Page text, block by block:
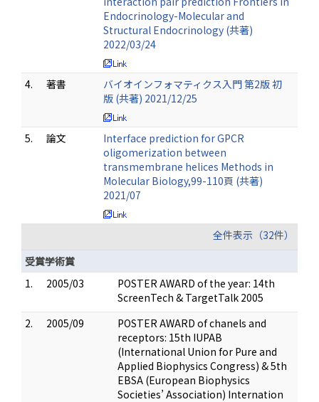
Endocrinology-Molecular and
Structural Endocrinology (共著)
2022/03/24
4. 著書
バイオインフォマティクス入門 第2版 初
版 (共著) 2021/12/25
5. 論文
Interface prediction for GPCR
oligomerization between
transmembrane helices Methods in
Molecular Biology,99-110頁 (共著)
2021/07
全件表示（32件）
受賞学術賞
1.
2005/03
POSTER AWARD of the year: 14th
ScreenTech & TargetTalk 2005
2.
2005/09
POSTER AWARD of chanels and
receptors: 15th IUPAB
(International Union for Pure and
Applied Biophysics Congress) & 5th
EBSA (European Biophysics
Societies’ Association) Internation